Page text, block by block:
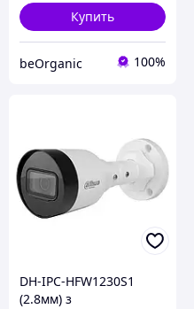
Купить
beOrganic 100%
DH-IPC-HFW1230S1
(2.8мм) з